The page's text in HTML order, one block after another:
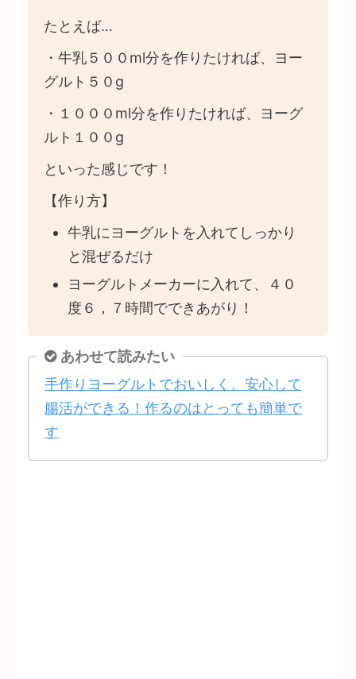
たとえば…
・牛乳５００ml分を作りたければ、ヨー
グルト５０g
・１０００ml分を作りたければ、ヨーグ
ルト１００g
といった感じです！
【作り方】
牛乳にヨーグルトを入れてしっかり
と混ぜるだけ
ヨーグルトメーカーに入れて、４０
度６，７時間でできあがり！
あわせて読みたい
手作りヨーグルトでおいしく、安心して
腸活ができる！作るのはとっても簡単で
す